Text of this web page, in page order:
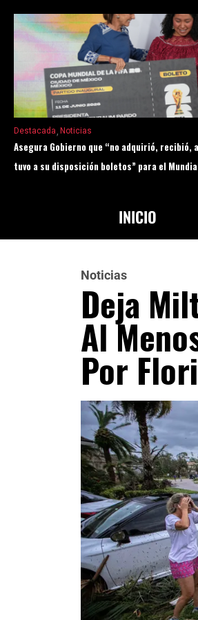
Destacada Noticias
Asegura Gobierno que “no adquirió, recibió,
tuvo a su disposición boletos” para el
INICIO
Noticias
Deja
Al
Por